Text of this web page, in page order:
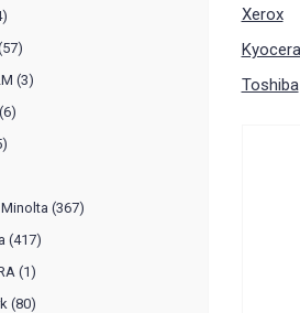
(3)
(367)
(417)
(1)
(80)
Xerox
Kyocera
Toshiba